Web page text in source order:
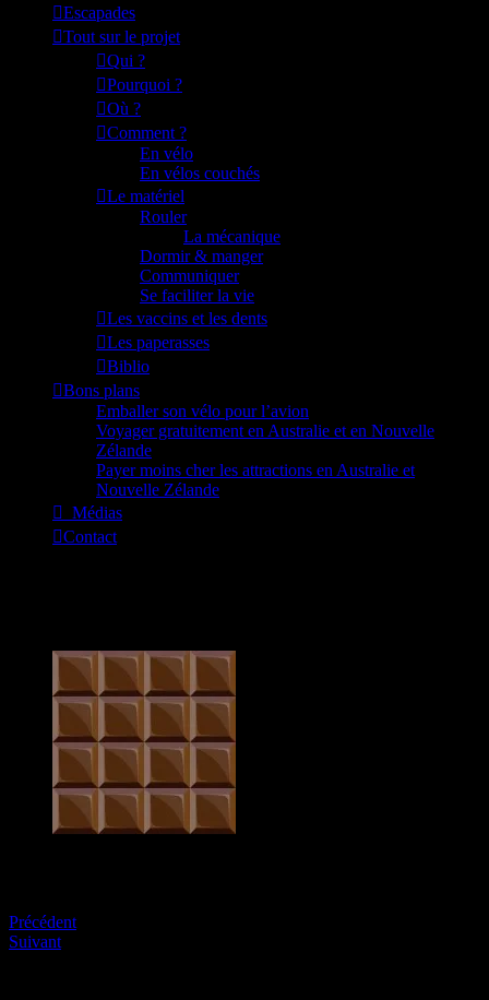
Escapades
Tout sur le projet
Qui ?
Pourquoi ?
Où ?
Comment ?
En vélo
En vélos couchés
Le matériel
Rouler
La mécanique
Dormir & manger
Communiquer
Se faciliter la vie
Les vaccins et les dents
Les paperasses
Biblio
Bons plans
Emballer son vélo pour l’avion
Voyager gratuitement en Australie et en Nouvelle
Zélande
Payer moins cher les attractions en Australie et
Nouvelle Zélande
_Médias
Contact
Précédent
Suivant